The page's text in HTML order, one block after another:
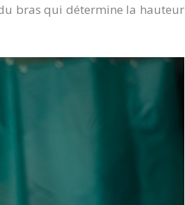
bras qui détermine la hauteur